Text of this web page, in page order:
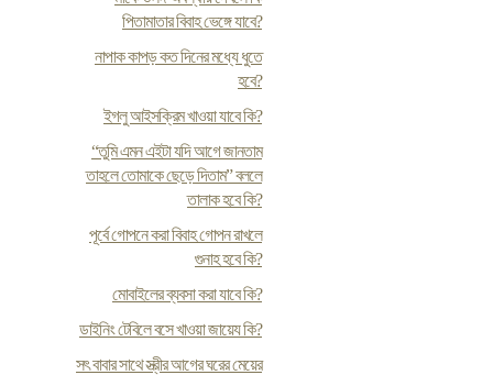
পিতামাতার বিবাহ ভেঙ্গে যাবে?
নাপাক কাপড় কত দিনের মধ্যে ধুতে
হবে?
ইগলু আইসক্রিম খাওয়া যাবে কি?
“তুমি এমন এইটা যদি আগে জানতাম
তাহলে তোমাকে ছেড়ে দিতাম” বললে
তালাক হবে কি?
পূর্বে গোপনে করা বিবাহ গোপন রাখলে
গুনাহ হবে কি?
মোবাইলের ব্যবসা করা যাবে কি?
ডাইনিং টেবিলে বসে খাওয়া জায়েয কি?
সৎ বাবার সাথে স্ত্রীর আগের ঘরের মেয়ের